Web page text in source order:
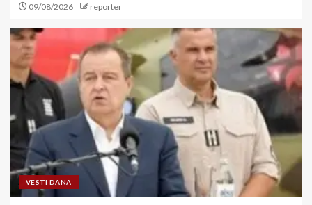
09/08/2026 reporter
VESTI DANA